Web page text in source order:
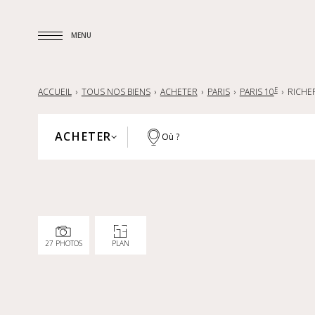
MENU
ACCUEIL TOUS NOS BIENS ACHETER PARIS PARIS 10E
ACHETER Où ?
27 PHOTOS PLAN